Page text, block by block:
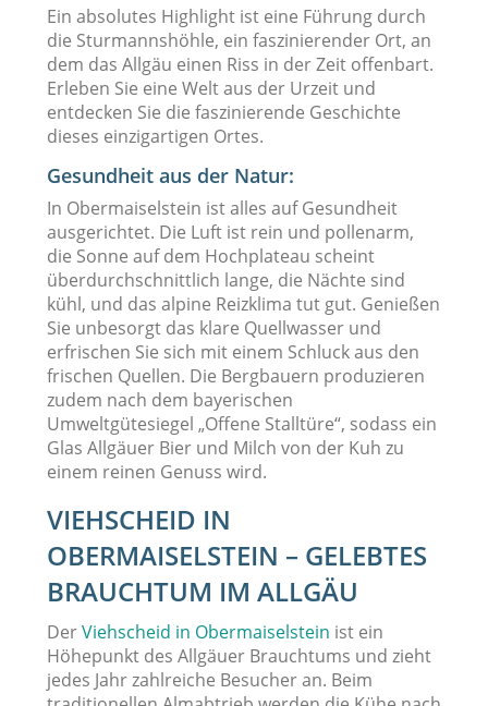
Ein absolutes Highlight ist eine Führung durch
die Sturmannshöhle, ein faszinierender Ort, an
dem das Allgäu einen Riss in der Zeit offenbart.
Erleben Sie eine Welt aus der Urzeit und
entdecken Sie die faszinierende Geschichte
dieses einzigartigen Ortes.
Gesundheit aus der Natur:
In Obermaiselstein ist alles auf Gesundheit
ausgerichtet. Die Luft ist rein und pollenarm,
die Sonne auf dem Hochplateau scheint
überdurchschnittlich lange, die Nächte sind
kühl, und das alpine Reizklima tut gut. Genießen
Sie unbesorgt das klare Quellwasser und
erfrischen Sie sich mit einem Schluck aus den
frischen Quellen. Die Bergbauern produzieren
zudem nach dem bayerischen
Umweltgütesiegel „Offene Stalltüre“, sodass ein
Glas Allgäuer Bier und Milch von der Kuh zu
einem reinen Genuss wird.
VIEHSCHEID IN
OBERMAISELSTEIN – GELEBTES
BRAUCHTUM IM ALLGÄU
DerViehscheid in Obermaiselstein ist ein
Höhepunkt des Allgäuer Brauchtums und zieht
jedes Jahr zahlreiche Besucher an. Beim